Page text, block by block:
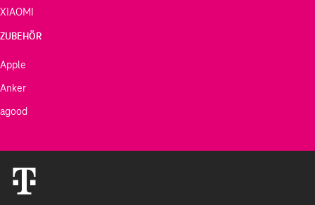
XIAOMI
ZUBEHÖR
Apple
Anker
agood